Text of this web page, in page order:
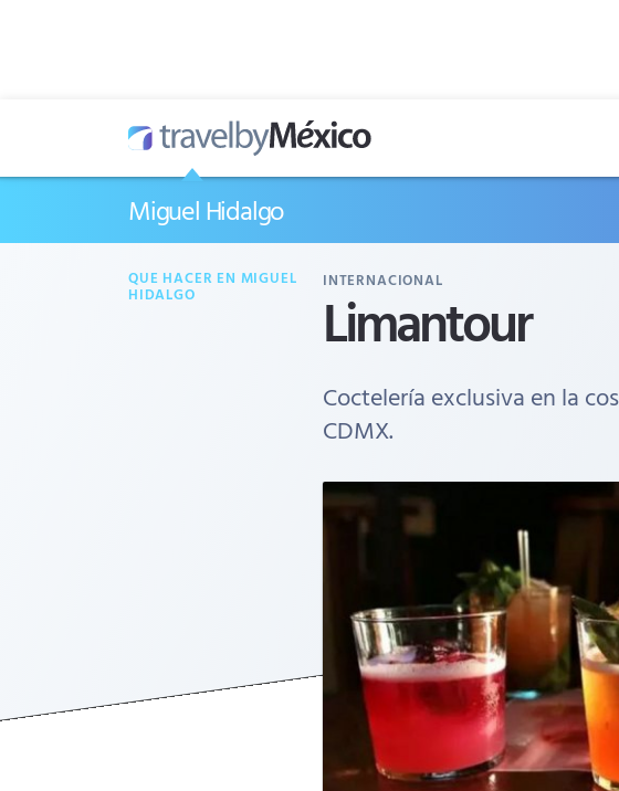
Miguel Hidalgo
QUE HACER EN MIGUEL
HIDALGO
INTERNACIONAL
Limantour
Coctelería exclusiva en la
CDMX.